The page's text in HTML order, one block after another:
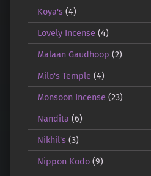
Koya's(4)
Lovely Incense (4)
Malaan Gaudhoop (2)
Milo's Temple (4)
Monsoon Incense (23)
Nandita (6)
Nikhil's(3)
Nippon Kodo(9)